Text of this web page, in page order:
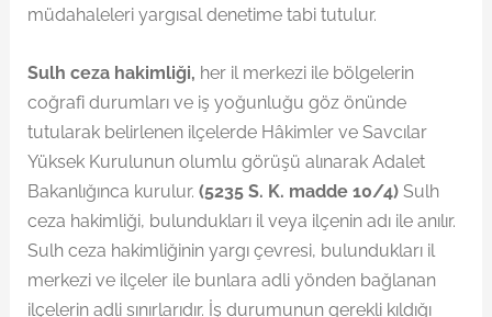
müdahaleleri yargısal denetime tabi tutulur.
Sulh ceza hakimliği, her il merkezi ile bölgelerin
coğrafi durumları ve iş yoğunluğu göz önünde
tutularak belirlenen ilçelerde Hâkimler ve Savcılar
Yüksek Kurulunun olumlu görüşü alınarak Adalet
Bakanlığınca kurulur. (5235 S. K. madde 10/4)Sulh
ceza hakimliği, bulundukları il veya ilçenin adı ile anılır.
Sulh ceza hakimliğinin yargı çevresi, bulundukları il
merkezi ve ilçeler ile bunlara adli yönden bağlanan
ilçelerin adli sınırlarıdır. İş durumunun gerekli kıldığı